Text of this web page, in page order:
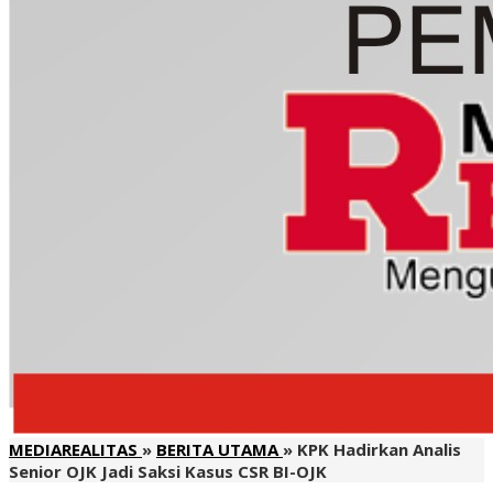
MEDIAREALITAS » BERITA UTAMA » KPK Hadirkan Analis
Senior OJK Jadi Saksi Kasus CSR BI-OJK